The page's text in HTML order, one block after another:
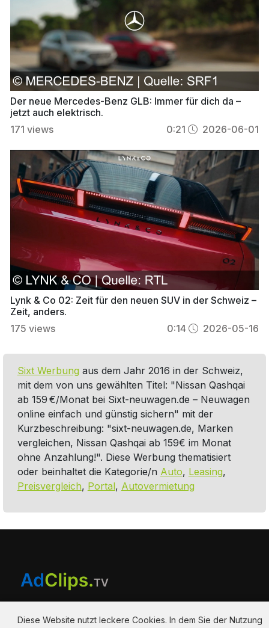
Diese Website nutzt leckere Cookies. In dem Sie der Nutzung
zustimmen, ermöglichen Sie uns den bestmöglichen Service,
und akzeptieren die Speicherung der Kekse.
Der neue Mercedes-Benz GLB: Immer für dich da –
jetzt auch elektrisch.
171 views 0:21 2026-06-01
Lynk & Co 02: Zeit für den neuen SUV in der Schweiz –
Zeit, anders.
175 views 0:14 2026-05-16
Sixt Werbung aus dem Jahr 2016 in der Schweiz,
mit dem von uns gewählten Titel: "Nissan Qashqai
ab 159 €/Monat bei Sixt-neuwagen.de – Neuwagen
online einfach und günstig sichern" mit der
Kurzbeschreibung: "sixt-neuwagen.de, Marken
vergleichen, Nissan Qashqai ab 159€ im Monat
ohne Anzahlung!". Diese Werbung thematisiert
oder beinhaltet die Kategorie/n Auto, Leasing,
Preisvergleich, Portal, Autovermietung